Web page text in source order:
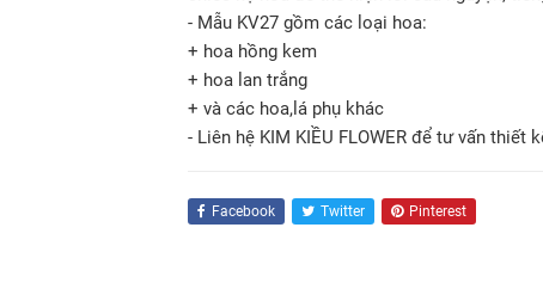
- Mẫu KV27 gồm các loại hoa:
+ hoa hồng kem
+ hoa lan trắng
+ và các hoa,lá phụ khác
- Liên hệ KIM KIỀU FLOWER để tư vấn thiết
Facebook Twitter Pinterest